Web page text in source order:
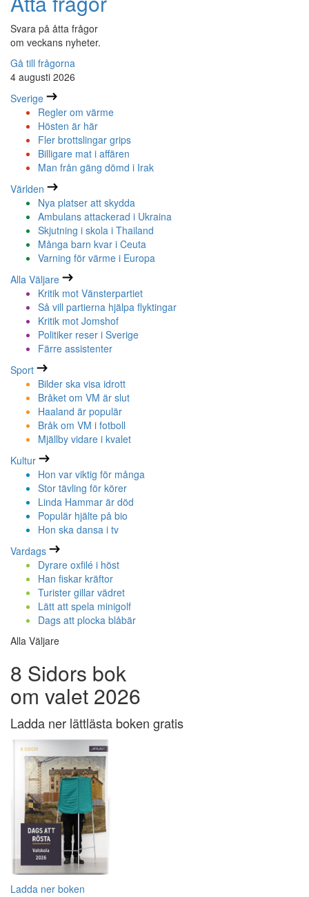
Svara på åtta frågor
om veckans nyheter.
Gå till frågorna
4 augusti 2026
Sverige
Regler om värme
Hösten är här
Fler brottslingar grips
Billigare mat i affären
Man från gäng dömd i Irak
Världen
Nya platser att skydda
Ambulans attackerad i Ukraina
Skjutning i skola i Thailand
Många barn kvar i Ceuta
Varning för värme i Europa
Alla Väljare
Kritik mot Vänsterpartiet
Så vill partierna hjälpa flyktingar
Kritik mot Jomshof
Politiker reser i Sverige
Färre assistenter
Sport
Bilder ska visa idrott
Bråket om VM är slut
Haaland är populär
Bråk om VM i fotboll
Mjällby vidare i kvalet
Kultur
Hon var viktig för många
Stor tävling för körer
Linda Hammar är död
Populär hjälte på bio
Hon ska dansa i tv
Vardags
Dyrare oxfilé i höst
Han fiskar kräftor
Turister gillar vädret
Lätt att spela minigolf
Dags att plocka blåbär
Alla Väljare
8 Sidors bok
om valet 2026
Ladda ner lättlästa boken gratis
Ladda ner boken